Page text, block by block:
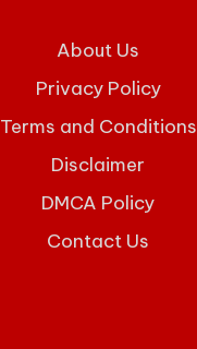
About Us
Privacy Policy
Terms and Conditions
Disclaimer
DMCA Policy
Contact Us